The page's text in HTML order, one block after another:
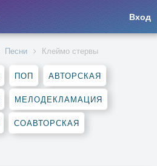
Вход
Песни Клеймо стервы
ПОП АВТОРСКАЯ
МЕЛОДЕКЛАМАЦИЯ
СОАВТОРСКАЯ